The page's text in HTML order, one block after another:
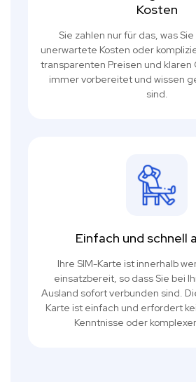
Kosten
Sie zahlen nur für das, was
unerwartete Kosten oder
transparenten Preisen und klaren
immer vorbereitet und wissen
sind.
Einfach und schnell
Ihre SIM-Karte ist innerhalb
einsatzbereit, so dass Sie bei
Ausland sofort verbunden sind.
Karte ist einfach und erfordert
Kenntnisse oder